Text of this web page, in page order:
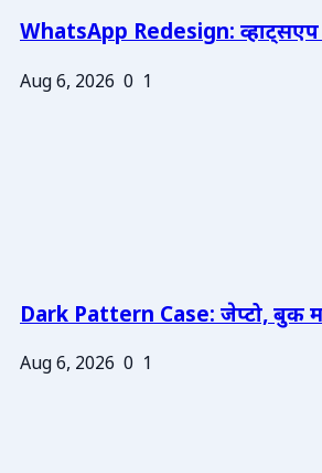
WhatsApp Redesign: व्हाट्सएप
Aug 6, 2026 0 1
Dark Pattern Case: जेप्टो, बुक
Aug 6, 2026 0 1